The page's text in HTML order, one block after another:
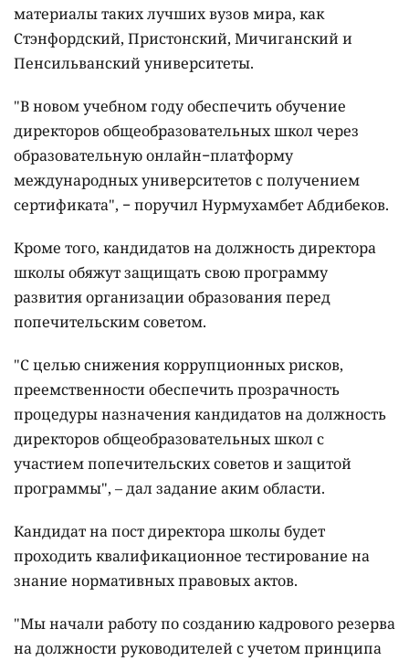
материалы таких лучших вузов мира, как
Стэнфордский, Пристонский, Мичиганский и
Пенсильванский университеты.
"В новом учебном году обеспечить обучение
директоров общеобразовательных школ через
образовательную онлайн−платформу
международных университетов с получением
сертификата", − поручил Нурмухамбет Абдибеков.
Кроме того, кандидатов на должность директора
школы обяжут защищать свою программу
развития организации образования перед
попечительским советом.
"С целью снижения коррупционных рисков,
преемственности обеспечить прозрачность
процедуры назначения кандидатов на должность
директоров общеобразовательных школ с
участием попечительских советов и защитой
программы", – дал задание аким области.
Кандидат на пост директора школы будет
проходить квалификационное тестирование на
знание нормативных правовых актов.
"Мы начали работу по созданию кадрового резерва
на должности руководителей с учетом принципа